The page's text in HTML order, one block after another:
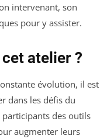
intervenant, son
pour y assister.
atelier ?
évolution, il est
dans les défis du
des outils
augmenter leurs